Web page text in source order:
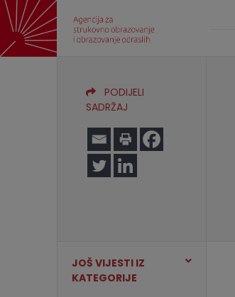
PODIJELI
SADRŽAJ
JOŠ VIJESTI IZ
KATEGORIJE